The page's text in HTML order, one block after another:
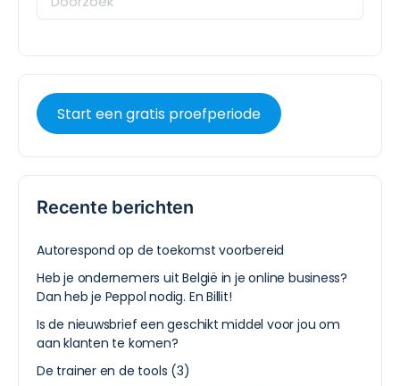
Start een gratis proefperiode
Recente berichten
Autorespond op de toekomst voorbereid
Heb je ondernemers uit België in je online business?
Dan heb je Peppol nodig. En Billit!
Is de nieuwsbrief een geschikt middel voor jou om
aan klanten te komen?
De trainer en de tools (3)